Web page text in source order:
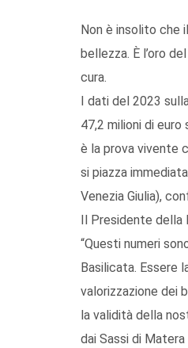
Non è insolito che
bellezza. È l’oro
cura.
I dati del 2023
47,2 milioni di
è la prova vivente
si piazza
Venezia Giulia),
Il Presidente della
“Questi numeri
Basilicata. Essere
valorizzazione dei
la validità della
dai Sassi di